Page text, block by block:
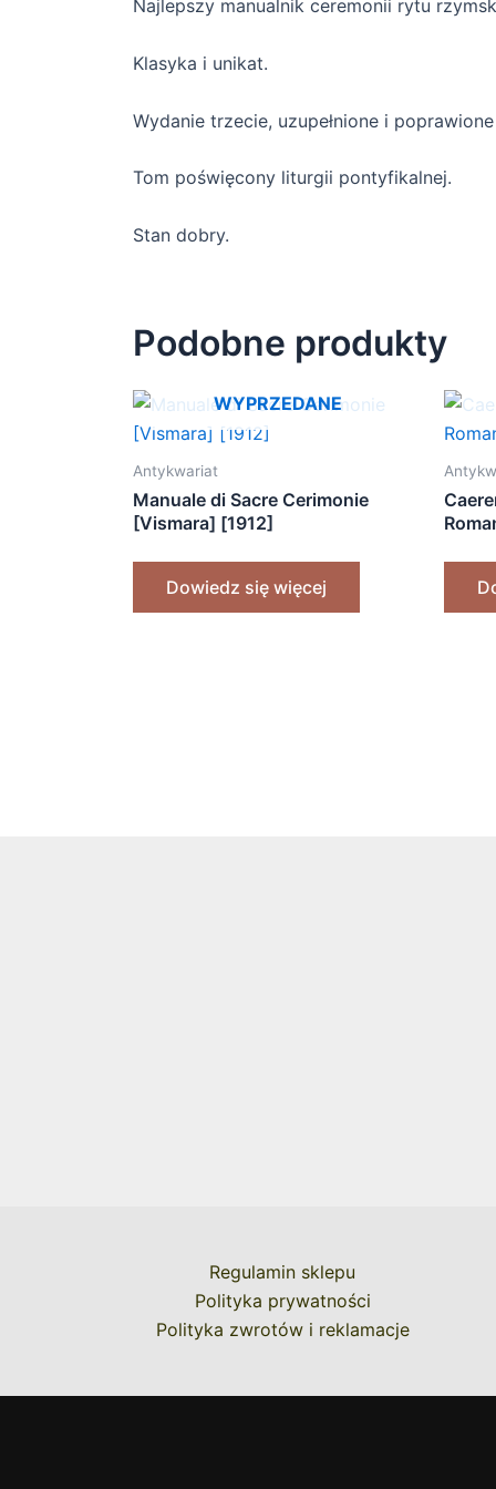
Najlepszy manualnik ceremonii rytu
Klasyka i unikat.
Wydanie trzecie, uzupełnione i
Tom poświęcony liturgii pontyfikalnej.
Stan dobry.
Podobne produkty
WYPRZEDANE
Antykwariat
Manuale di Sacre Cerimonie
[Vismara] [1912]
Dowiedz się więcej
Regulamin sklepu
Polityka prywatności
Polityka zwrotów i reklamacje